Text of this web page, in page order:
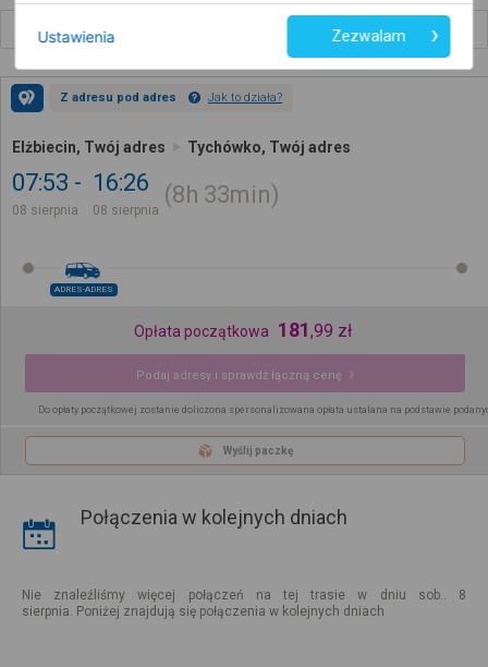
Z adresu pod adres Jak to działa?
Elżbiecin, Twój adres Tychówko, Twój adres
07:53
08 sierpnia
16:26
08 sierpnia
8h 33min
ADRES-ADRES
Opłata początkowa 181,99 zł
Podaj adresy i sprawdź łączną cenę
Do opłaty początkowej zostanie doliczona spersonalizowana opłata ustalana na podstawie
Wyślij paczkę
Połączenia w kolejnych dniach
Nie znaleźliśmy więcej połączeń na tej trasie w dniu sob.. 8
sierpnia. Poniżej znajdują się połączenia w kolejnych dniach
Ustawienia Zezwalam